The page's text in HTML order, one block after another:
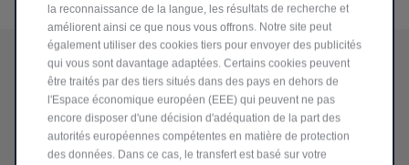
Code71807975
TAPIS DE SOL EN
MOQUETTE POUR
ALFA ROMEO MITO
61,26 €TT/par unité
la reconnaissance de la langue, les résultats de recherche et
améliorent ainsi ce que nous vous offrons. Notre site peut
également utiliser des cookies tiers pour envoyer des publicités
qui vous sont davantage adaptées. Certains cookies peuvent
être traités par des tiers situés dans des pays en dehors de
l'Espace économique européen (EEE) qui peuvent ne pas
encore disposer d'une décision d'adéquation de la part des
autorités européennes compétentes en matière de protection
des données. Dans ce cas, le transfert est basé sur votre